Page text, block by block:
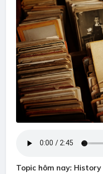
Topic hôm nay: History